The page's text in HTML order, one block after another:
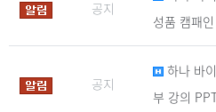
공지
성품 캠패
공지
하나 바
부 강의